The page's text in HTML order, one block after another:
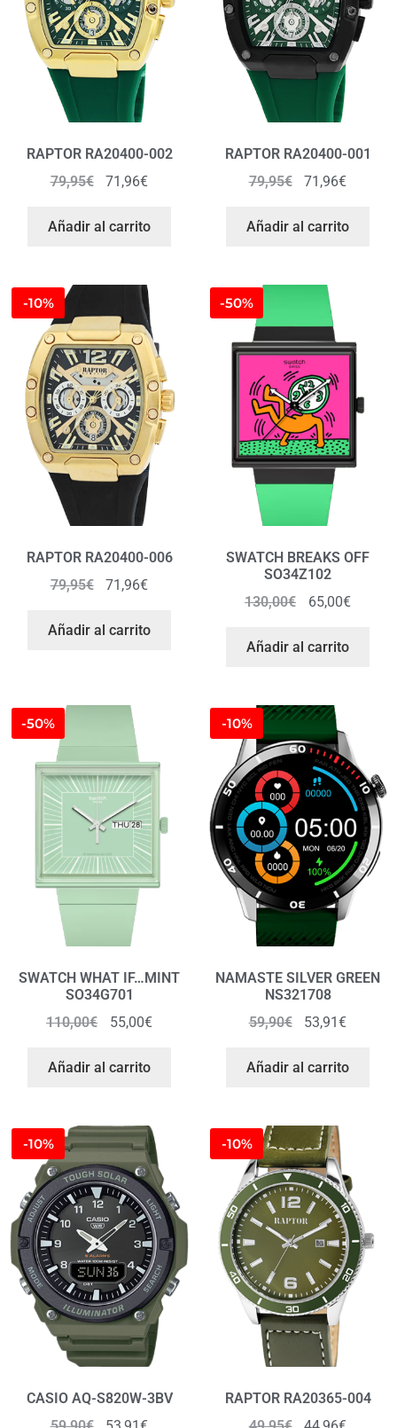
RAPTOR RA20400-002
79,95€ 71,96€
Añadir al carrito
RAPTOR RA20400-001
79,95€ 71,96€
Añadir al carrito
-10%
RAPTOR RA20400-006
79,95€ 71,96€
Añadir al carrito
-50%
SWATCH BREAKS OFF
SO34Z102
130,00€ 65,00€
Añadir al carrito
-50%
SWATCH WHAT IF…MINT
SO34G701
110,00€ 55,00€
Añadir al carrito
-10%
NAMASTE SILVER GREEN
NS321708
59,90€ 53,91€
Añadir al carrito
-10%
CASIO AQ-S820W-3BV
-10%
RAPTOR RA20365-004